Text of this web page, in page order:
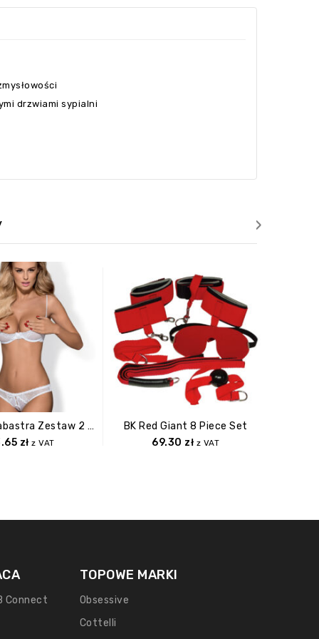
drzwiami sypialni
Bielizna Alabastra Zestaw 2 Częściowy S/M
zł z VAT
BK Red Giant 8 Piece Set
69.30 zł z VAT
›
Connect
TOPOWE MARKI
Obsessive
Cottelli